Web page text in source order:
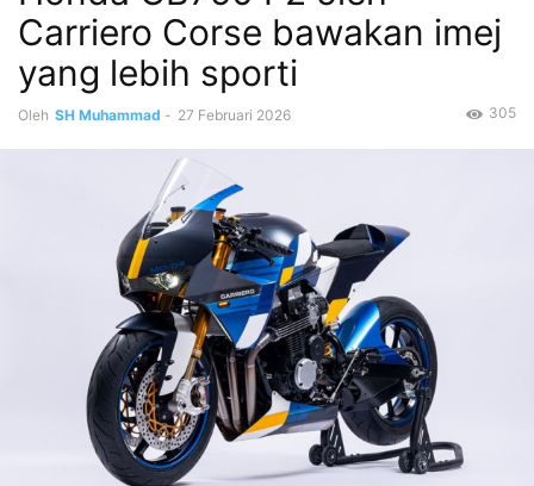
Carriero Corse bawakan imej
yang lebih sporti
Oleh SH Muhammad - 27 Februari 2026 305